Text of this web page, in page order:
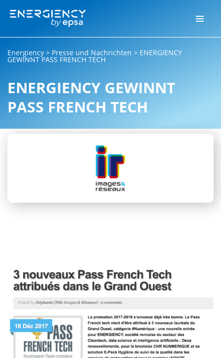
Energiency > Presse und Nachrichten > ENERGIENCY
GEWINNT PASS FRENCH TECH
ENERGIENCY GEWINNT
PASS FRENCH TECH